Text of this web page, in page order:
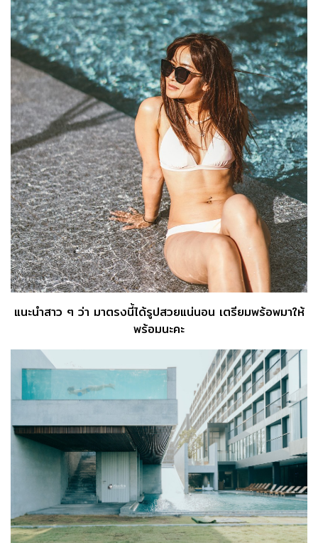
แนะนำสาว ๆ ว่า มาตรงนี้ได้รูปสวยแน่นอน เตรียมพร้อพมาให้
พร้อมนะคะ